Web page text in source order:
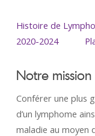
Histoire de
2020-2024
Notre mission
Conférer une plus
d’un lymphome
maladie au moyen